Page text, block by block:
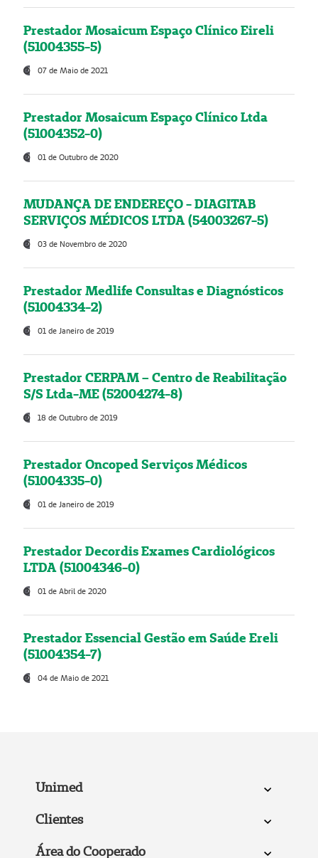
Prestador Mosaicum Espaço Clínico Eireli
(51004355-5)
07 de Maio de 2021
Prestador Mosaicum Espaço Clínico Ltda
(51004352-0)
01 de Outubro de 2020
MUDANÇA DE ENDEREÇO - DIAGITAB
SERVIÇOS MÉDICOS LTDA (54003267-5)
03 de Novembro de 2020
Prestador Medlife Consultas e Diagnósticos
(51004334-2)
01 de Janeiro de 2019
Prestador CERPAM – Centro de Reabilitação
S/S Ltda-ME (52004274-8)
18 de Outubro de 2019
Prestador Oncoped Serviços Médicos
(51004335-0)
01 de Janeiro de 2019
Prestador Decordis Exames Cardiológicos
LTDA (51004346-0)
01 de Abril de 2020
Prestador Essencial Gestão em Saúde Ereli
(51004354-7)
04 de Maio de 2021
Unimed
Clientes
Área do Cooperado